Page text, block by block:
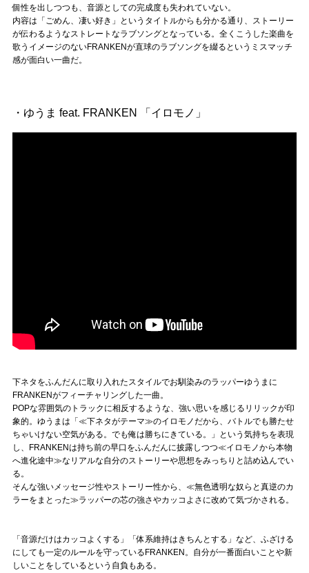
個性を出しつつも、音源としての完成度も失われていない。
内容は「ごめん、凄い好き」というタイトルからも分かる通り、ストーリー
が伝わるようなストレートなラブソングとなっている。全くこうした楽曲を
歌うイメージのないFRANKENが直球のラブソングを綴るというミスマッチ
感が面白い一曲だ。
・ゆうま feat. FRANKEN 「イロモノ」
下ネタをふんだんに取り入れたスタイルでお馴染みのラッパーゆうまに
FRANKENがフィーチャリングした一曲。
POPな雰囲気のトラックに相反するような、強い思いを感じるリリックが印
象的。ゆうまは「≪下ネタがテーマ≫のイロモノだから、バトルでも勝たせ
ちゃいけない空気がある。でも俺は勝ちにきている。」という気持ちを表現
し、FRANKENは持ち前の早口をふんだんに披露しつつ≪イロモノから本物
へ進化途中≫なリアルな自分のストーリーや思想をみっちりと詰め込んでい
る。
そんな強いメッセージ性やストーリー性から、≪無色透明な奴らと真逆のカ
ラーをまとった≫ラッパーの芯の強さやカッコよさに改めて気づかされる。
「音源だけはカッコよくする」「体系維持はきちんとする」など、ふざける
にしても一定のルールを守っているFRANKEN。自分が一番面白いことや新
しいことをしているという自負もある。